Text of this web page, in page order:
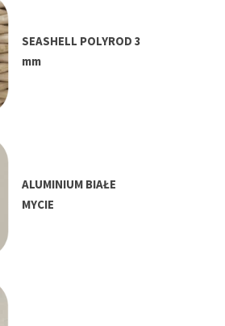
SEASHELL POLYROD 3
mm
ALUMINIUM BIAŁE
MYCIE